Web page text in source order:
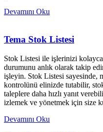
Devamını Oku
Tema Stok Listesi
Stok Listesi ile işlerinizi
durumunu anlık olarak takip
işleyin. Stok Listesi sayesinde,
kontrolünü elinizde tutabilir,
taleplere daha hızlı yanıt
izlemek ve yönetmek için size
Devamını Oku